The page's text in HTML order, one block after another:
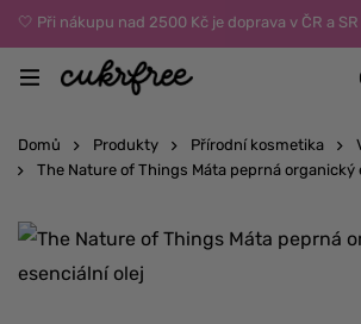
🤍 Při nákupu nad 2500 Kč je doprava v ČR a
UPOZORNĚNÍ: Během léta vybírejte dopravu
BOXů umístěných uvnitř budov. Reklamace
Domů Produkty Přírodní kosmetika
The Nature of Things Máta peprná organický